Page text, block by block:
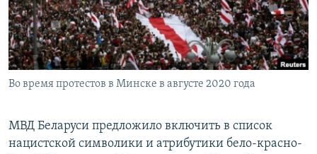
Во время протестов в Минске в августе 2020 года
МВД Беларуси предложило включить в список
нацистской символики и атрибутики бело-красно-